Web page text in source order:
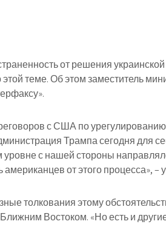
от решения
теме. Об этом заместитель
с США по урегулированию
Трампа сегодня для
уровне с нашей стороны
от этого процесса», –
толкования этому
Востоком. «Но есть и